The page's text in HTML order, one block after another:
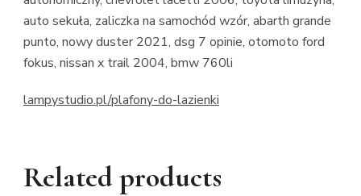
auto sekuła, zaliczka na samochód wzór, abarth grande
punto, nowy duster 2021, dsg 7 opinie, otomoto ford
fokus, nissan x trail 2004, bmw 760li
lampystudio.pl/plafony-do-lazienki
Related products